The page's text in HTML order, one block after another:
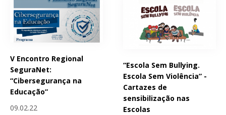
V Encontro Regional
SeguraNet:
“Cibersegurança na
Educação”
09.02.22
“Escola Sem Bullying.
Escola Sem Violência” -
Cartazes de
sensibilização nas
Escolas